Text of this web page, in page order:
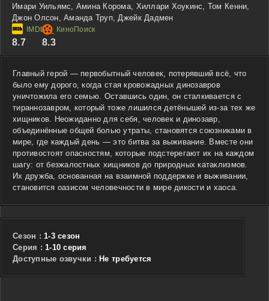
Имари Уильямс, Амина Корома, Хиллари Хоукинс, Том Кенни,
Джон Олсон, Аманда Труп, Джейк Дадмен
8.7 8.3
Главный герой — первобытный человек, потерявший всё, что
было ему дорого, когда стая кровожадных динозавров
уничтожила его семью. Оставшись один, он сталкивается с
тираннозавром, который тоже лишился детёнышей из-за тех же
хищников. Неожиданно для себя, человек и динозавр,
объединённые общей болью утраты, становятся союзниками в
мире, где каждый день — это битва за выживание. Вместе они
противостоят опасностям, которые подстерегают их на каждом
шагу: от безжалостных хищников до природных катаклизмов.
Их дружба, основанная на взаимной поддержке и выживании,
становится оазисом человечности в мире дикости и хаоса.
Сезон : 1-3 сезон
Cерия : 1-10 серия
Доступные озвучки : Не требуется